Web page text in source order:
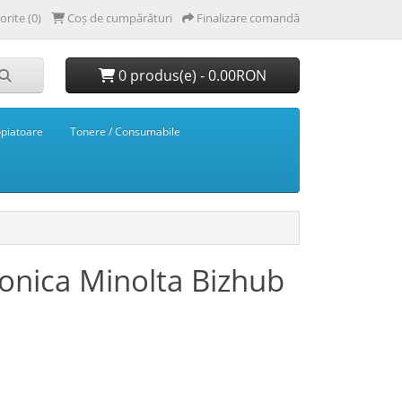
(0) Coș de cumpărături Finalizare comandă
0 produs(e) - 0.00RON
Tonere / Consumabile
Minolta Bizhub